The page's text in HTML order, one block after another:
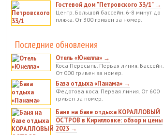
Гостевой дом "Петровского 33/1" →
Центр. Большой бассейн. 6-8 минут до
пляжа. От 300 гривен за номер.
Последние обновления
Отель «Юнелла» →
Коса Пересыпь. Первая линия. Бассейн.
От 000 гривен за номер.
База отдыха «Панама» →
Федотова коса. Первая линия. От 600
гривен за номер.
Баня на базе отдыха КОРАЛЛОВЫЙ
ОСТРОВ в Кирилловке: обзор и цены
2023 →